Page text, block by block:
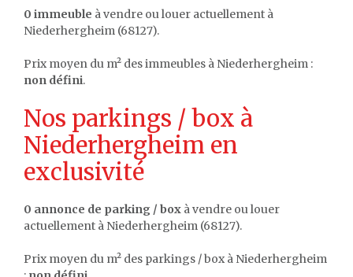
0 immeuble à vendre ou louer actuellement à
Niederhergheim (68127).
Prix moyen du m² des immeubles à Niederhergheim :
non défini.
Nos parkings / box à
Niederhergheim en
exclusivité
0 annonce de parking / box à vendre ou louer
actuellement à Niederhergheim (68127).
Prix moyen du m² des parkings / box à Niederhergheim